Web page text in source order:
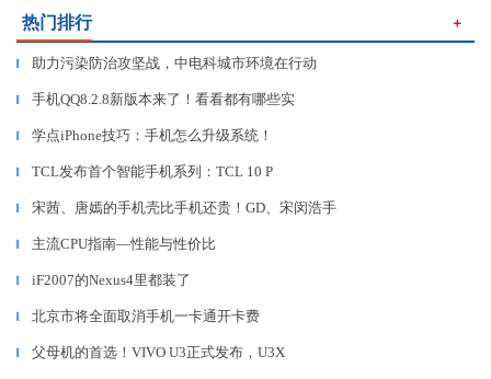
热门排行 ＋
▎ 助力污染防治攻坚战，中电科城市环境在行动
▎ 手机QQ8.2.8新版本来了！看看都有哪些实
▎ 学点iPhone技巧：手机怎么升级系统！
▎ TCL发布首个智能手机系列：TCL 10 P
▎ 宋茜、唐嫣的手机壳比手机还贵！GD、宋闵浩手
▎ 主流CPU指南—性能与性价比
▎ iF2007的Nexus4里都装了
▎ 北京市将全面取消手机一卡通开卡费
▎ 父母机的首选！VIVO U3正式发布，U3X